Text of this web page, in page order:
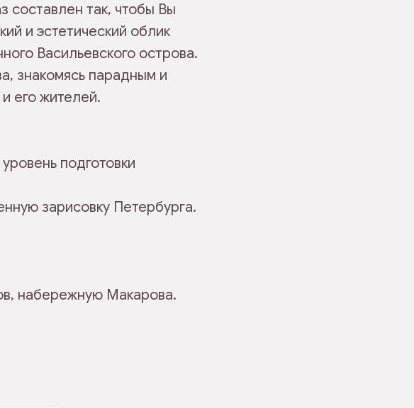
составлен так, чтобы Вы
и эстетический облик
Васильевского острова.
знакомясь парадным и
его жителей.
подготовки
зарисовку Петербурга.
набережную Макарова.